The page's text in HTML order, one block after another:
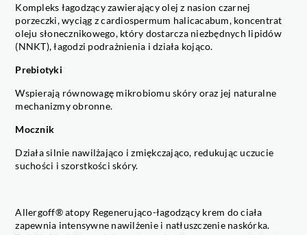
Kompleks łagodzący zawierający olej z nasion czarnej
porzeczki, wyciąg z cardiospermum halicacabum, koncentrat
oleju słonecznikowego, który dostarcza niezbędnych lipidów
(NNKT), łagodzi podrażnienia i działa kojąco.
Prebiotyki
Wspierają równowagę mikrobiomu skóry oraz jej naturalne
mechanizmy obronne.
Mocznik
Działa silnie nawilżająco i zmiękczająco, redukując uczucie
suchości i szorstkości skóry.
Allergoff® atopy Regenerująco-łagodzący krem do ciała
zapewnia intensywne nawilżenie i natłuszczenie naskórka.